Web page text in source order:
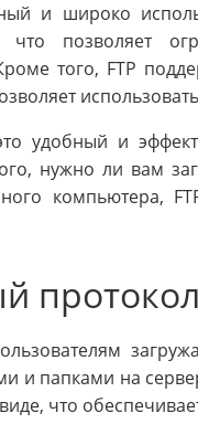
и широко
что позволяет
того, FTP
удобный и
нужно ли вам
компьютера,
и папками на
что